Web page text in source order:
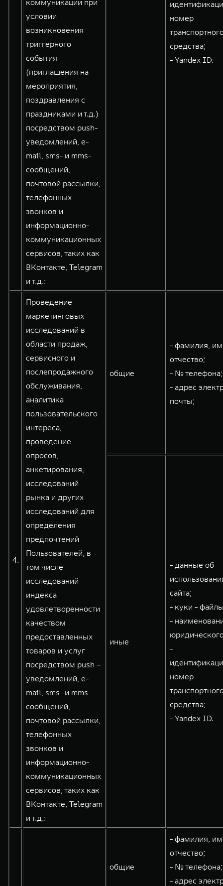
коммуникации при
условии
возникновения
триггерного
события
(приглашения на
мероприятия,
поздравления с
праздниками и т.д.)
посредством push-
уведомлений, e-
mail, sms- и mms-
сообщений,
почтовой рассылки,
телефонных
звонков и
информационно-
коммуникационных
сервисов, таких как
ВКонтакте, Telegram
и т.д.:
номер
средства;
- Yandex ID.
4.
Проведение
маркетинговых
исследований в
области продаж,
сервисного и
послепродажного
обслуживания,
аналитика
пользовательского
интереса,
проведение
опросов,
анкетирования,
исследований
рынка и других
исследований для
определения
предпочтений
Пользователей, в
том числе
исследований
индекса
удовлетворенности
качеством
предоставленных
товаров и услуг
посредством push –
уведомлений, e-
mail, sms- и mms-
сообщений,
почтовой рассылки,
телефонных
звонков и
информационно-
коммуникационных
сервисов, таких как
ВКонтакте, Telegram
и т.д.:
общие
- фамилия,
отчество;
- № телефона;
- адрес
почты;
иные
- данные об
сайта;
- куки -
-
-
номер
средства;
- Yandex ID.
общие
- фамилия,
отчество;
- № телефона;
- адрес